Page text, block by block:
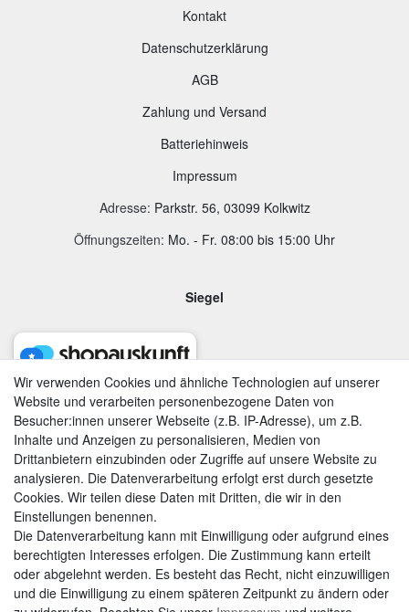
Kontakt
Datenschutzerklärung
AGB
Zahlung und Versand
Batteriehinweis
Impressum
Adresse: Parkstr. 56, 03099 Kolkwitz
Öffnungszeiten: Mo. - Fr. 08:00 bis 15:00 Uhr
Siegel
AGB|Widerrufsrecht|Datenschutzerklärung|Impressum
Wir verwenden Cookies und ähnliche Technologien auf unserer
Website und verarbeiten personenbezogene Daten von
Besucher:innen unserer Webseite (z.B. IP-Adresse), um z.B.
Inhalte und Anzeigen zu personalisieren, Medien von
Drittanbietern einzubinden oder Zugriffe auf unsere Website zu
analysieren. Die Datenverarbeitung erfolgt erst durch gesetzte
Cookies. Wir teilen diese Daten mit Dritten, die wir in den
Einstellungen benennen.
Die Datenverarbeitung kann mit Einwilligung oder aufgrund eines
berechtigten Interesses erfolgen. Die Zustimmung kann erteilt
oder abgelehnt werden. Es besteht das Recht, nicht einzuwilligen
und die Einwilligung zu einem späteren Zeitpunkt zu ändern oder